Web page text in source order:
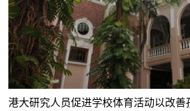
港大研究人员促进学校体育活动以改善